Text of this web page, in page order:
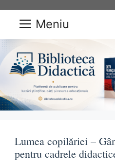
conținut Meniu
Lumea copilăriei –
pentru cadrele